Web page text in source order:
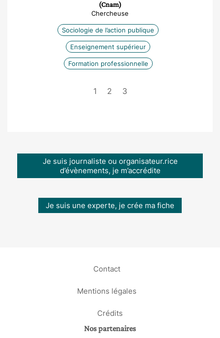
(Cnam)
Chercheuse
Sociologie de l’action publique
Enseignement supérieur
Formation professionnelle
1 2 3
Je suis journaliste ou organisateur.rice
d’évènements, je m’accrédite
Je suis une experte, je crée ma fiche
Contact
Mentions légales
Crédits
Nos partenaires